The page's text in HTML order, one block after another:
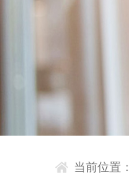
当前位置：